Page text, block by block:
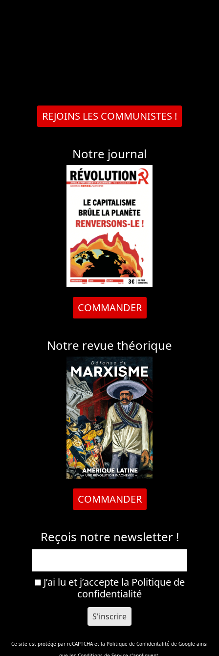
COMMANDER
Notre revue théorique
COMMANDER
Reçois notre newsletter !
J’ai lu et j’accepte laPolitique de
que les Conditions de Services'appliquent.
Archives